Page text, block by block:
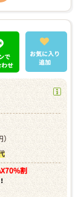
で
せ
お気に入り
追加
割